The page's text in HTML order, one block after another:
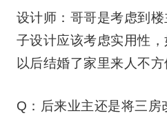
设计师：哥哥是考虑到
子设计应该考虑实用性，
以后结婚了家里来人不方
Q：后来业主还是将三房